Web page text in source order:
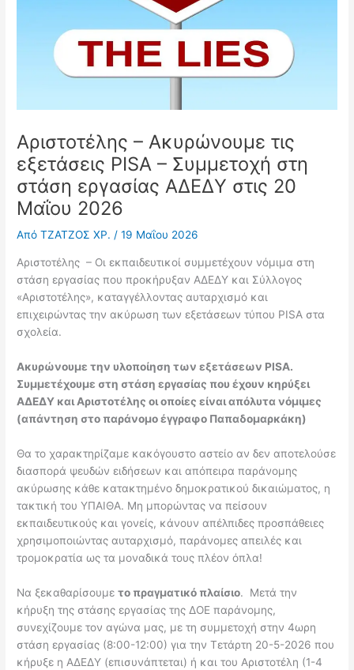
Αριστοτέλης – Ακυρώνουμε τις
εξετάσεις PISA – Συμμετοχή στη
στάση εργασίας ΑΔΕΔΥ στις 20
Μαΐου 2026
ΑπόΤΖΑΤΖΟΣ ΧΡ./19 Μαΐου 2026
Αριστοτέλης – Οι εκπαιδευτικοί συμμετέχουν νόμιμα στη
στάση εργασίας που προκήρυξαν ΑΔΕΔΥ και Σύλλογος
«Αριστοτέλης», καταγγέλλοντας αυταρχισμό και
επιχειρώντας την ακύρωση των εξετάσεων τύπου PISA στα
σχολεία.
Ακυρώνουμε την υλοποίηση των εξετάσεων PISA.
Συμμετέχουμε στη στάση εργασίας που έχουν κηρύξει
ΑΔΕΔΥ και Αριστοτέλης οι οποίες είναι απόλυτα νόμιμες
(απάντηση στο παράνομο έγγραφο Παπαδομαρκάκη)
Θα το χαρακτηρίζαμε κακόγουστο αστείο αν δεν αποτελούσε
διασπορά ψευδών ειδήσεων και απόπειρα παράνομης
ακύρωσης κάθε κατακτημένο δημοκρατικού δικαιώματος, η
τακτική του ΥΠΑΙΘΑ. Μη μπορώντας να πείσουν
εκπαιδευτικούς και γονείς, κάνουν απέλπιδες προσπάθειες
χρησιμοποιώντας αυταρχισμό, παράνομες απειλές και
τρομοκρατία ως τα μοναδικά τους πλέον όπλα!
Να ξεκαθαρίσουμετο πραγματικό πλαίσιο. Μετά την
κήρυξη της στάσης εργασίας της ΔΟΕ παράνομης,
συνεχίζουμε τον αγώνα μας, με τη συμμετοχή στην 4ωρη
στάση εργασίας (8:00-12:00) για την Τετάρτη 20-5-2026 που
κήρυξε η ΑΔΕΔΥ (επισυνάπτεται) ή και του Αριστοτέλη (1-4